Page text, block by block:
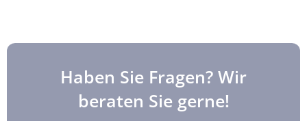
Haben Sie Fragen? Wir
beraten Sie gerne!